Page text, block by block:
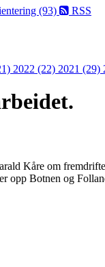
(93) RSS
2022 (22) 2021 (29)
Kåre om
opp Botnen og